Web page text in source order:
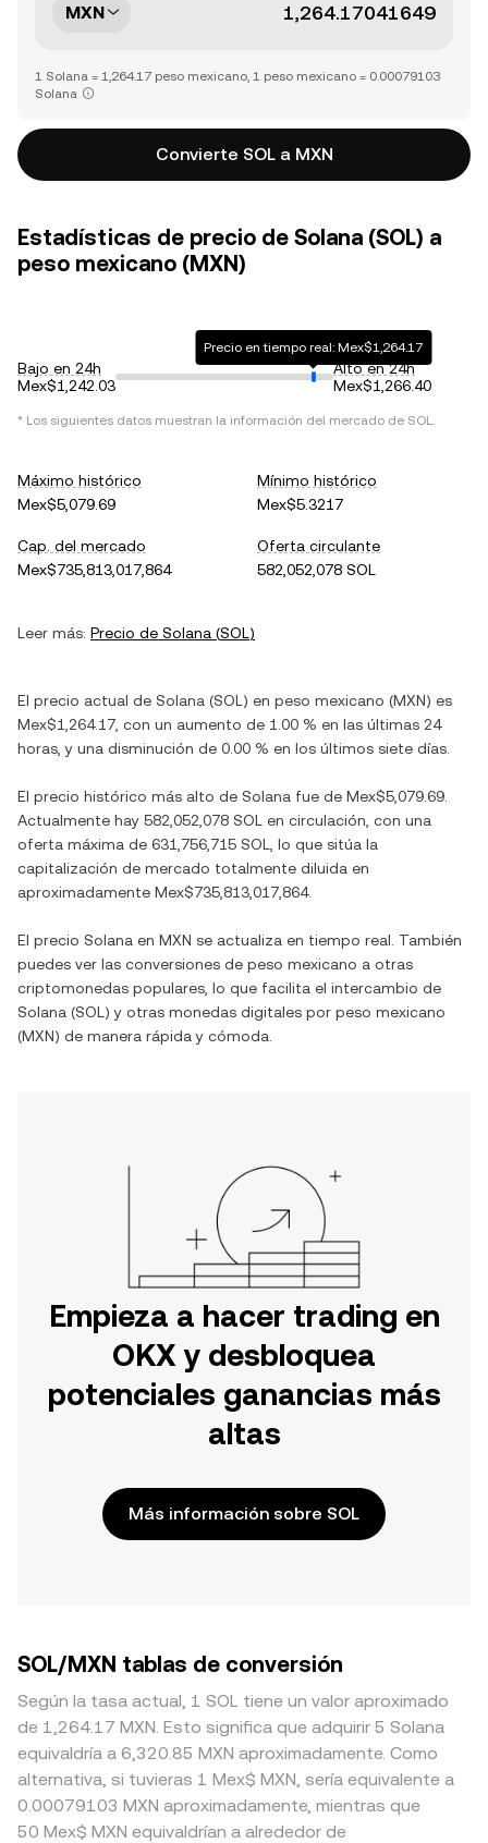
MXN
1 Solana = 1,264.17 peso mexicano, 1 peso mexicano = 0.00079103
Solana
Convierte SOL a MXN
Estadísticas de precio de Solana (SOL) a
peso mexicano (MXN)
Bajo en 24h
Mex$1,242.03
Precio en tiempo real: Mex$1,264.17
Alto en 24h
Mex$1,266.40
* Los siguientes datos muestran la información del mercado de SOL.
Máximo histórico
Mex$5,079.69
Mínimo histórico
Mex$5.3217
Cap. del mercado
Mex$735,813,017,864
Oferta circulante
582,052,078 SOL
Leer más: Precio de Solana (SOL)
El precio actual de Solana (SOL ) en peso mexicano (MXN) es
Mex$1,264.17 , con un aumento de 1.00 % en las últimas 24
horas, y una disminución de 0.00 % en los últimos siete días.
El precio histórico más alto de Solana fue de Mex$5,079.69
Actualmente hay 582,052,078 SOL en circulación, con una
oferta máxima de 631,756,715 SOL
, lo que sitúa la
capitalización de mercado totalmente diluida en
aproximadamente Mex$735,813,017,864.
El precio Solana en MXN se actualiza en tiempo real. También
puedes ver las conversiones de peso mexicano a otras
criptomonedas populares, lo que facilita el intercambio de
Solana (SOL ) y otras monedas digitales por peso mexicano
(MXN) de manera rápida y cómoda.
Empieza a hacer trading en
OKX y desbloquea
potenciales ganancias más
altas
Más información sobre SOL
SOL/MXN tablas de conversión
Según la tasa actual, 1 SOL tiene un valor aproximado
de 1,264.17 MXN. Esto significa que adquirir 5 Solana
equivaldría a 6,320.85 MXN aproximadamente. Como
alternativa, si tuvieras 1 Mex$ MXN, sería equivalente a
0.00079103 MXN aproximadamente, mientras que
50 Mex$ MXN equivaldrían a alrededor de